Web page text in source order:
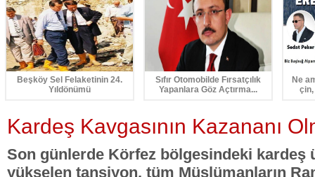
Beşköy Sel Felaketinin 24.
Yıldönümü
Sıfır Otomobilde Fırsatçılık
Yapanlara Göz Açtırma...
Ne
Kardeş Kavgasının Kazananı
Son günlerde Körfez bölgesindeki kardeş
yükselen tansiyon, tüm Müslümanların